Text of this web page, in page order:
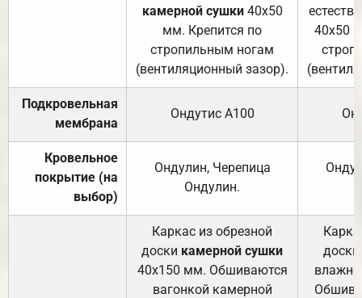
камерной сушки40х50
мм. Крепится по
стропильным ногам
(вентиляционный зазор).
40х50
Подкровельная
мембрана
Ондутис А100
Кровельное
покрытие (на
выбор)
Ондулин, Черепица
Ондулин.
Каркас из обрезной
доски камерной сушки
40х150 мм. Обшиваются
вагонкой камерной
доски